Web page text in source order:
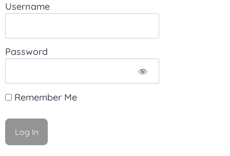
Username
Password
Remember Me